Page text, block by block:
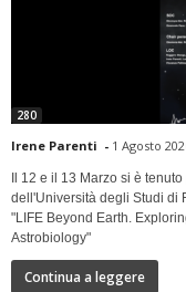
280
Irene Parenti - 1 Agosto
Il 12 e il 13 Marzo si è
dell'Università degli Studi di
"LIFE Beyond Earth.
Astrobiology"
Continua a leggere